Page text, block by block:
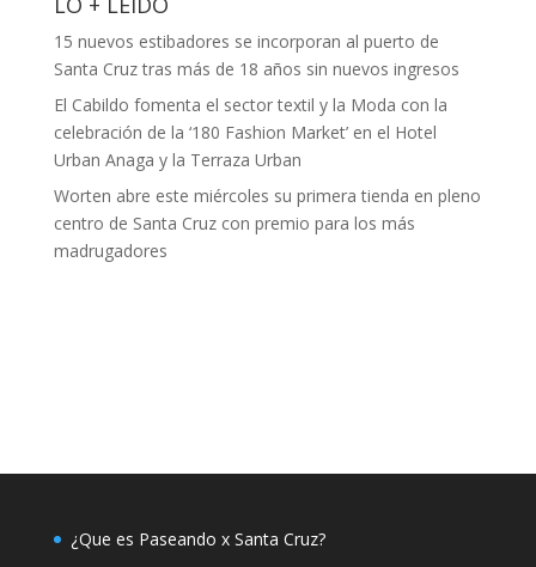
15 nuevos estibadores se incorporan al puerto de
Santa Cruz tras más de 18 años sin nuevos ingresos
El Cabildo fomenta el sector textil y la Moda con la
celebración de la ‘180 Fashion Market’ en el Hotel
Urban Anaga y la Terraza Urban
Worten abre este miércoles su primera tienda en pleno
centro de Santa Cruz con premio para los más
madrugadores
¿Que es Paseando x Santa Cruz?